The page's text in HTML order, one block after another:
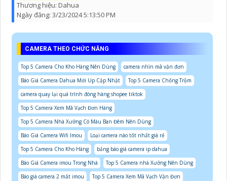
Thương hiệu: Dahua
Ngày đăng: 3/23/2024 5:13:50 PM
CAMERA THEO CHỨC NĂNG
Top 5 Camera Cho Kho Hàng Nên Dùng
camera nhìn mã vận đơn
Báo Giá Camera Dahua Mới Up Cập Nhật
Top 5 Camera Chống Trộm
camera quay lại quá trình đóng hàng shopee tiktok
Top 5 Camera Xem Mã Vạch Đơn Hàng
Top 5 Camera Nhà Xưởng Có Màu Ban Đêm Nên Dùng
Báo Giá Camera Wifi Imou
Loại camera nào tốt nhất giá rẻ
Top 5 Camera Cho Kho Hàng
bảng báo giá camera ip dahua
Báo Giá Camera imou Trong Nhà
Top 5 Camera nhà Xưởng Nên Dùng
Báo giá camera 2 mắt imou
Top 5 Camera Xem Mã Vạch Vận Đơn